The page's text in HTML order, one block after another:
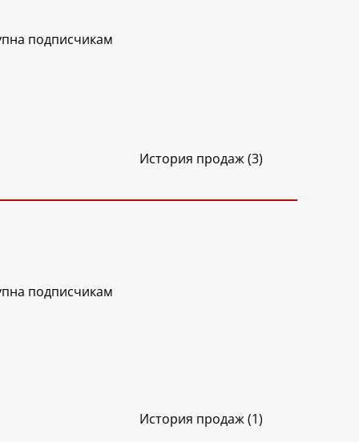
подписчикам
История продаж (3)
подписчикам
История продаж (1)